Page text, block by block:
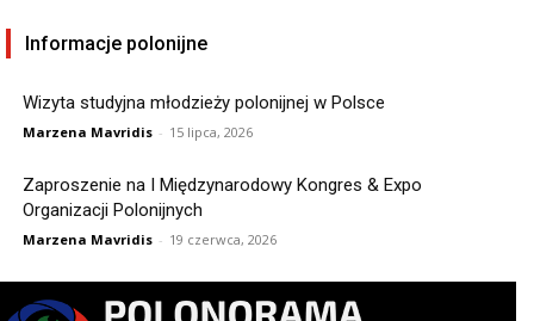
Informacje polonijne
Wizyta studyjna młodzieży polonijnej w Polsce
Marzena Mavridis - 15 lipca, 2026
Zaproszenie na I Międzynarodowy Kongres & Expo
Organizacji Polonijnych
Marzena Mavridis - 19 czerwca, 2026